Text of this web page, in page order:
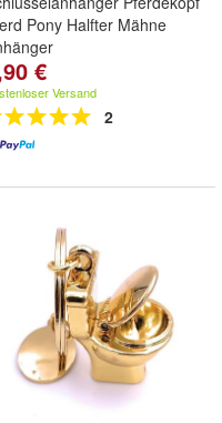
Pony Halfter Mähne
€
Versand
2